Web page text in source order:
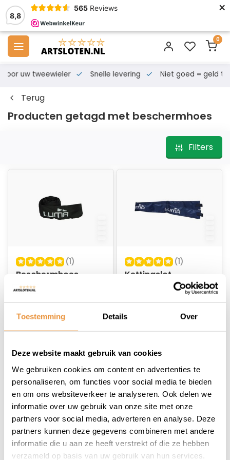
Toestemming Details Over
Deze website maakt gebruik van cookies
We gebruiken cookies om content en advertenties te
personaliseren, om functies voor social media te bieden
en om ons websiteverkeer te analyseren. Ook delen we
informatie over uw gebruik van onze site met onze
partners voor social media, adverteren en analyse. Deze
partners kunnen deze gegevens combineren met andere
informatie die u aan ze heeft verstrekt of die ze hebben
verzameld op basis van uw gebruik van hun services.
8,8
565 Reviews ×
0
voor uw tweewieler Snelle levering Niet goed = geld
Terug
Producten getagd met beschermhoes
Filters
(1)
Beschermhoes
kettingslot 150cm
Niet op voorraad
14,95
(1)
Kettingslot
Beschermhoes
Op voorraad
13,45
1